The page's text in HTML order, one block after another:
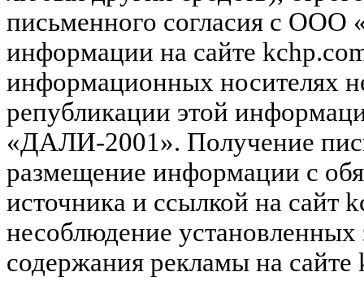
письменного согласия с
информации на сайте
информационных носителях
републикации этой
«ДАЛИ-2001». Получение
размещение информации с
источника и ссылкой на сайт
несоблюдение установленных
содержания рекламы на сайте